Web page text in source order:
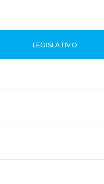
LEGISLATIVO